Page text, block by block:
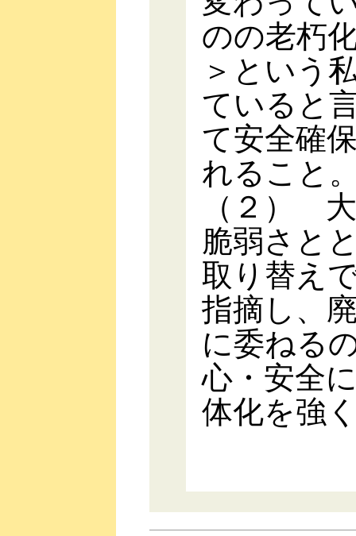
のの老朽
＞という
ていると
て安全確
れること
（２）
脆弱さと
取り替え
指摘し、
に委ねる
心・安全
体化を強